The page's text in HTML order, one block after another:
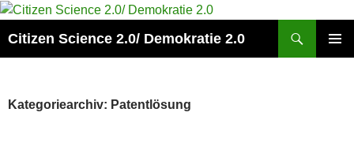
Zum
springen
Citizen Science 2.0/ Demokratie 2.0
Kategoriearchiv: Patentlösung